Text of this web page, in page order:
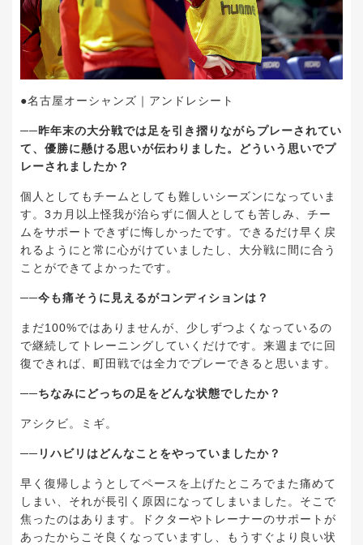
●名古屋オーシャンズ｜アンドレシート
──昨年末の大分戦では足を引き摺りながらプレーされてい
て、優勝に懸ける思いが伝わりました。どういう思いでプ
レーされましたか？
個人としてもチームとしても難しいシーズンになっていま
す。3カ月以上怪我が治らずに個人としても苦しみ、チー
ムをサポートできずに悔しかったです。できるだけ早く戻
れるようにと常に心がけていましたし、大分戦に間に合う
ことができてよかったです。
──今も痛そうに見えるがコンディションは？
まだ100%ではありませんが、少しずつよくなっているの
で継続してトレーニングしていくだけです。来週までに回
復できれば、町田戦では全力でプレーできると思います。
──ちなみにどっちの足をどんな状態でしたか？
アシクビ。ミギ。
──リハビリはどんなことをやっていましたか？
早く復帰しようとしてペースを上げたところでまた痛めて
しまい、それが長引く原因になってしまいました。そこで
焦ったのはあります。ドクターやトレーナーのサポートが
あったからこそ良くなっていますし、もうすぐより良い状